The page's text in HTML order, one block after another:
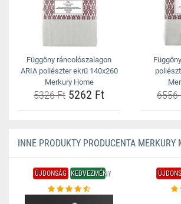
Függöny ráncolószalagon
ARIA poliészter ekrü 140x260
Merkury Home
5326 Ft 5262 Ft 6556
INNE PRODUKTY PRODUCENTA MERKURY
ÚJDONSÁG KEDVEZMÉNY